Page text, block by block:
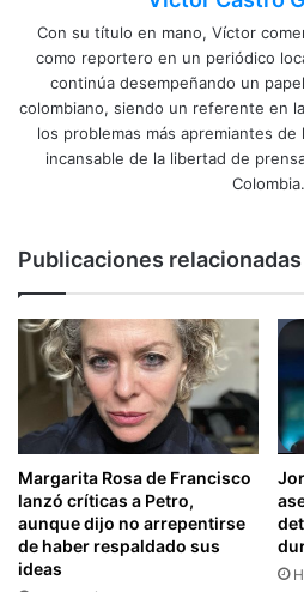
Con su título en mano, Víctor
como reportero en un periódico
continúa desempeñando un
colombiano, siendo un referente en
los problemas más apremiantes
incansable de la libertad de
Colombia.
Publicaciones relacionadas
Margarita Rosa de Francisco
lanzó críticas a Petro,
aunque dijo no arrepentirse
de haber respaldado sus
ideas